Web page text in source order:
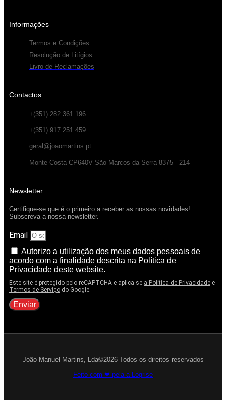
Informações
Termos e Condições
Resolução de Litígios
Livro de Reclamações
Contactos
+(351) 282 361 196
+(351) 917 251 459
geral@joaomartins.pt
Monte Costa CP640V São Marcos da Serra 8375 - 214
Newsletter
Certifique-se que é o primeiro a receber as nossas novidades!
Subscreva a nossa newsletter.
Email
Autorizo a utilização dos meus dados pessoais de
acordo com a finalidade descrita na Política de
Privacidade deste website.
Este site é protegido pelo reCAPTCHA e aplica-se a Política de Privacidade e
Termos de Serviço do Google.
Enviar
João Manuel Martins, Lda©2026 Todos os direitos reservados
Feito com ❤ pela a Logrise